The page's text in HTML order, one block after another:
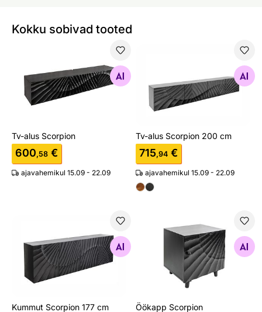
Kokku sobivad tooted
Otsi sarnaseid
Tv-alus Scorpion
600,58 €
ajavahemikul 15.09 - 22.09
Otsi sarnaseid
Tv-alus Scorpion 200 cm
715,94 €
ajavahemikul 15.09 - 22.09
Kummut Scorpion 177 cm
Otsi sarnaseid
Kummut Scorpion 177 cm
Öökapp Scorpion
Otsi sarnaseid
Öökapp Scorpion